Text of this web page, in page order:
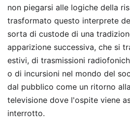
non piegarsi alle logiche della
trasformato questo interprete
sorta di custode di una
apparizione successiva, che si
estivi, di trasmissioni
o di incursioni nel mondo del
dal pubblico come un ritorno
televisione dove l'ospite viene
interrotto.